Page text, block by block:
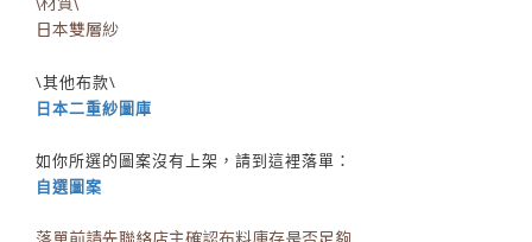
日本雙層紗
\其他布款\
日本二重紗圖庫
如你所選的圖案沒有上架，請到這裡落單：
自選圖案
落單前請先聯絡店主確認布料庫存是否足夠